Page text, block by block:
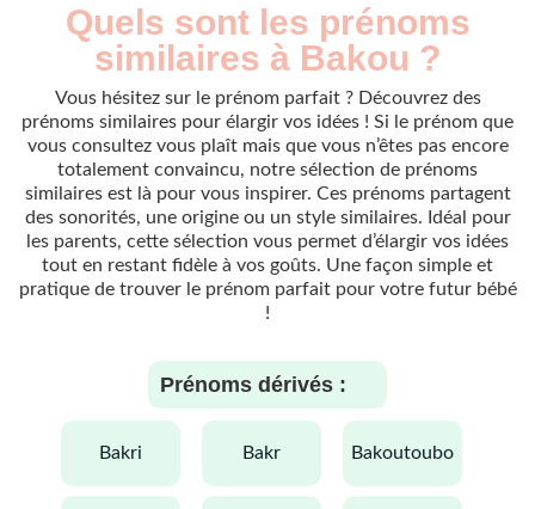
Quels sont les prénoms
similaires à Bakou ?
Vous hésitez sur le prénom parfait ? Découvrez des
prénoms similaires pour élargir vos idées ! Si le prénom que
vous consultez vous plaît mais que vous n’êtes pas encore
totalement convaincu, notre sélection de prénoms
similaires est là pour vous inspirer. Ces prénoms partagent
des sonorités, une origine ou un style similaires. Idéal pour
les parents, cette sélection vous permet d’élargir vos idées
tout en restant fidèle à vos goûts. Une façon simple et
pratique de trouver le prénom parfait pour votre futur bébé
!
Prénoms dérivés :
bakri bakr bakoutoubo